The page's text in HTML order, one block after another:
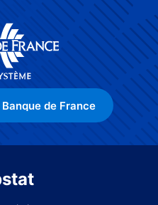
de France